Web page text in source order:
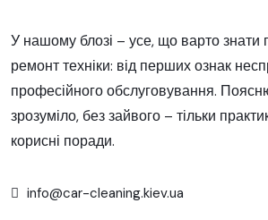
У нашому блозі – усе, що варто знати
ремонт техніки: від перших ознак
професійного обслуговування.
зрозуміло, без зайвого – тільки
корисні поради.
info@car-cleaning.kiev.ua